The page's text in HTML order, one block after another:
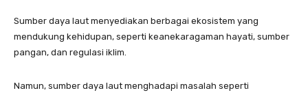
Sumber daya laut menyediakan berbagai ekosistem yang
mendukung kehidupan, seperti keanekaragaman hayati, sumber
pangan, dan regulasi iklim.
Namun, sumber daya laut menghadapi masalah seperti